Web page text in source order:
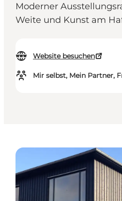
Moderner
Weite und Kunst am
Website besuchen
Mir selbst, Mein Partner,